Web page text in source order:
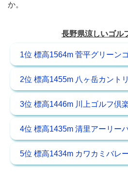
か。
長野県涼しいゴル
1位 標高1564m 菅平グリーン
2位 標高1455m 八ヶ岳カント
3位 標高1446m 川上ゴルフ倶
4位 標高1435m 清里アーリー
5位 標高1434m カワカミバレ